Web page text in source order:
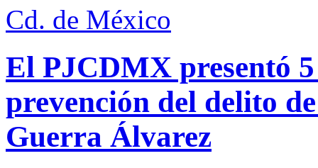
Cd. de México
El PJCDMX presentó
prevención del delito
Guerra Álvarez